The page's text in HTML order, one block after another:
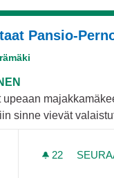
Pansio-
upeaan
sinne vievät
22 22